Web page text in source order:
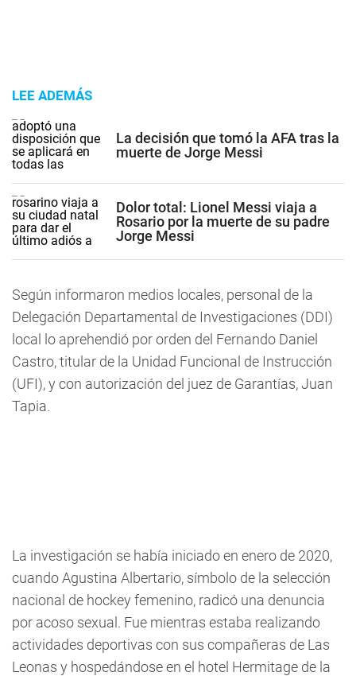
LEE ADEMÁS
La decisión que tomó la AFA tras la
muerte de Jorge Messi
Dolor total: Lionel Messi viaja a
Rosario por la muerte de su padre
Jorge Messi
Según informaron medios locales, personal de la
Delegación Departamental de Investigaciones (DDI)
local lo aprehendió por orden del Fernando Daniel
Castro, titular de la Unidad Funcional de Instrucción
(UFI), y con autorización del juez de Garantías, Juan
Tapia.
La investigación se había iniciado en enero de 2020,
cuando Agustina Albertario, símbolo de la selección
nacional de hockey femenino, radicó una denuncia
por acoso sexual. Fue mientras estaba realizando
actividades deportivas con sus compañeras de Las
Leonas y hospedándose en el hotel Hermitage de la